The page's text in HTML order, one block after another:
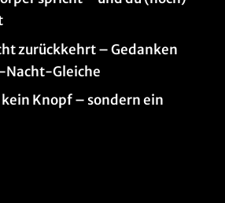
zurückkehrt – Gedanken
Nacht-Gleiche
kein Knopf – sondern ein